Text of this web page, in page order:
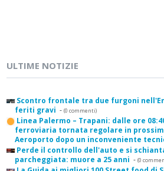
ULTIME NOTIZIE
Scontro frontale tra due furgoni
feriti gravi - (0 commenti)
Linea Palermo – Trapani: dalle ore
ferroviaria tornata regolare in
Aeroporto dopo un inconveniente
Perde il controllo dell'auto e si
parcheggiata: muore a 25 anni - (0